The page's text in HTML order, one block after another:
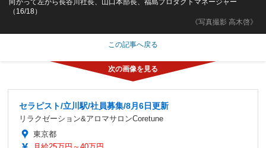
《写真撮影 高木啓》
向かって左から長谷川社長、山口本部長、福島プロダクトマネージャー
（16/18）
この記事へ戻る
セラピスト/立川駅/社員募集/8月6日更新
リラクゼーション&アロマサロンCoretune
東京都